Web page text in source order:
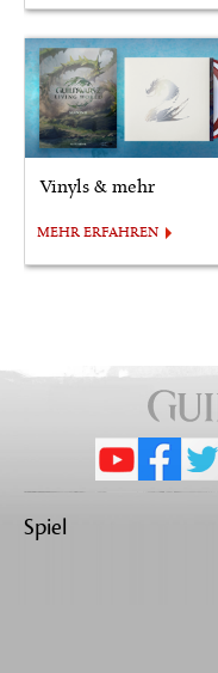
Vinyls & mehr
MEHR ERFAHREN
Spiel